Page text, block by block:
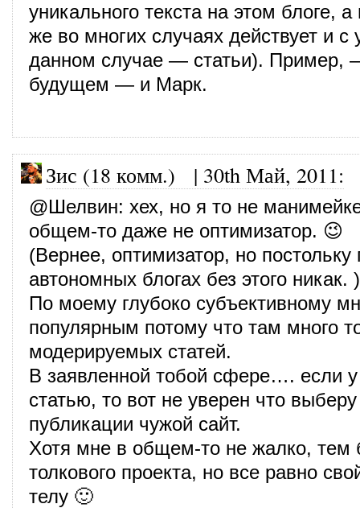
уникального текста на этом блоге,
же во многих случаях действует и
данном случае — статьи). Пример,
будущем — и Марк.
Зис (18 комм.) | 30th Май, 2011:
@Шелвин: хех, но я то не
общем-то даже не оптимизатор. 😉
(Вернее, оптимизатор, но постольку
автономных блогах без этого никак. )
По моему глубоко субъективному
популярным потому что там много
модерируемых статей.
В заявленной тобой сфере…. если
статью, то вот не уверен что
публикации чужой сайт.
Хотя мне в общем-то не жалко, тем
толкового проекта, но все равно
телу 🙂